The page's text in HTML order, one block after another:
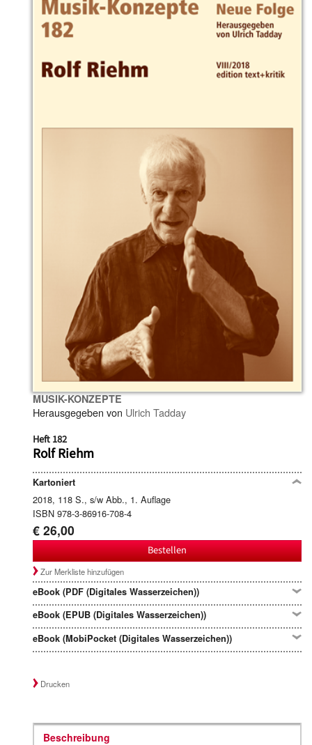
MUSIK-KONZEPTE
Herausgegeben von Ulrich Tadday
Heft 182
Rolf Riehm
Kartoniert
2018, 118 S., s/w Abb., 1. Auflage
ISBN 978-3-86916-708-4
€ 26,00
Bestellen
Zur Merkliste hinzufügen
eBook (PDF (Digitales Wasserzeichen))
eBook (EPUB (Digitales Wasserzeichen))
eBook (MobiPocket (Digitales Wasserzeichen))
Drucken
Beschreibung